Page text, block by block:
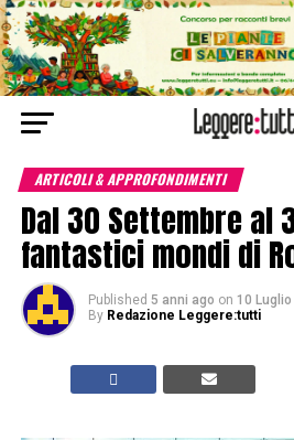
ARTICOLI & APPROFONDIMENTI
Dal 30 Settembre al
fantastici mondi di
Published 5 anni ago on 10 Luglio
By Redazione Leggere:tutti